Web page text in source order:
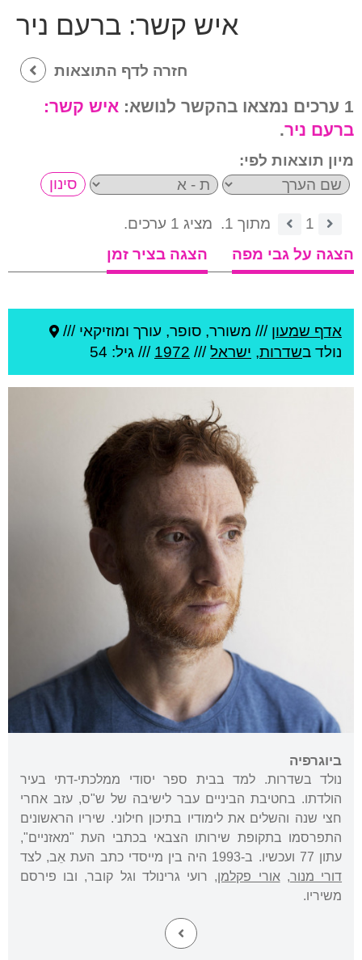
איש קשר: ברעם ניר
חזרה לדף התוצאות
1 ערכים נמצאו בהקשר לנושא:
איש קשר:
ברעם ניר.
מיון תוצאות לפי:
1 מתוך 1.
מציג 1 ערכים.
הצגה על גבי מפה
הצגה בציר זמן
אדף שמעון /// משורר, סופר, עורך ומוזיקאי ///
נולד בשדרות, ישראל///
1972 /// גיל: 54
ביוגרפיה
נולד בשדרות. למד בבית ספר יסודי ממלכתי-דתי בעיר
הולדתו. בחטיבת הביניים עבר לישיבה של ש"ס, עזב אחרי
חצי שנה והשלים את לימודיו בתיכון חילוני. שיריו הראשונים
התפרסמו בתקופת שירותו הצבאי בכתבי העת "מאזניים",
עתון 77 ועכשיו. ב-1993 היה בין מייסדי כתב העת אֵב, לצד
דורי מנור,אורי פקלמן, רועי גרינולד וגל קובר, ובו פירסם
משיריו.